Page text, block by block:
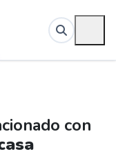
con